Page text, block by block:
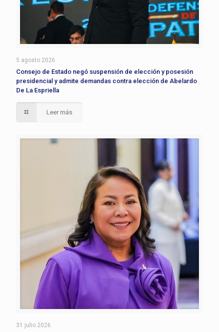
5 agosto 2026
Consejo de Estado negó suspensión de elección y posesión
presidencial y admite demandas contra elección de Abelardo
De La Espriella
Leer más
31 julio 2026